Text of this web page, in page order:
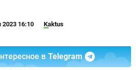
2023 16:10 Kaktus
в Telegram